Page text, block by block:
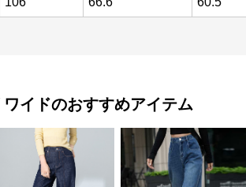
ワイドのおすすめアイテム